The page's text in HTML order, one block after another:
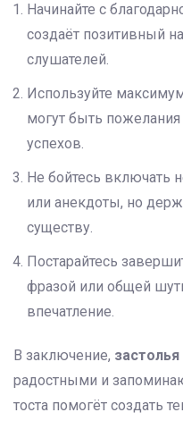
Начинайте с
создаёт позитивный
слушателей.
Используйте
могут быть пожелания
успехов.
Не бойтесь включать
или анекдоты, но
существу.
Постарайтесь
фразой или общей
впечатление.
В заключение, застолья
радостными и
тоста помогёт создать